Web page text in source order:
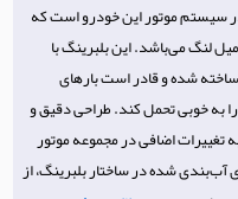
سیستم موتور این خودرو است که
لنگ می‌باشد. این بلبرینگ با
ساخته شده و قادر است بارهای
به خوبی تحمل کند. طراحی دقیق و
تغییرات اضافی در مجموعه موتور
شده در ساختار بلبرینگ، از